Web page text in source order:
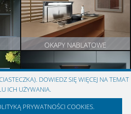
OKAPY NABLATOWE
ZOBACZ PRODUKTY
DOWIEDZ SIĘ WIĘCEJ NA TEMAT
ICH UŻYWANIA.
PRYWATNOŚCI COOKIES.